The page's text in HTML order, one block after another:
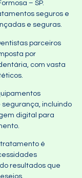
– SP.
seguros e
e seguras.
parceiros
por
com vasta
incluindo
digital para
é
resultados que